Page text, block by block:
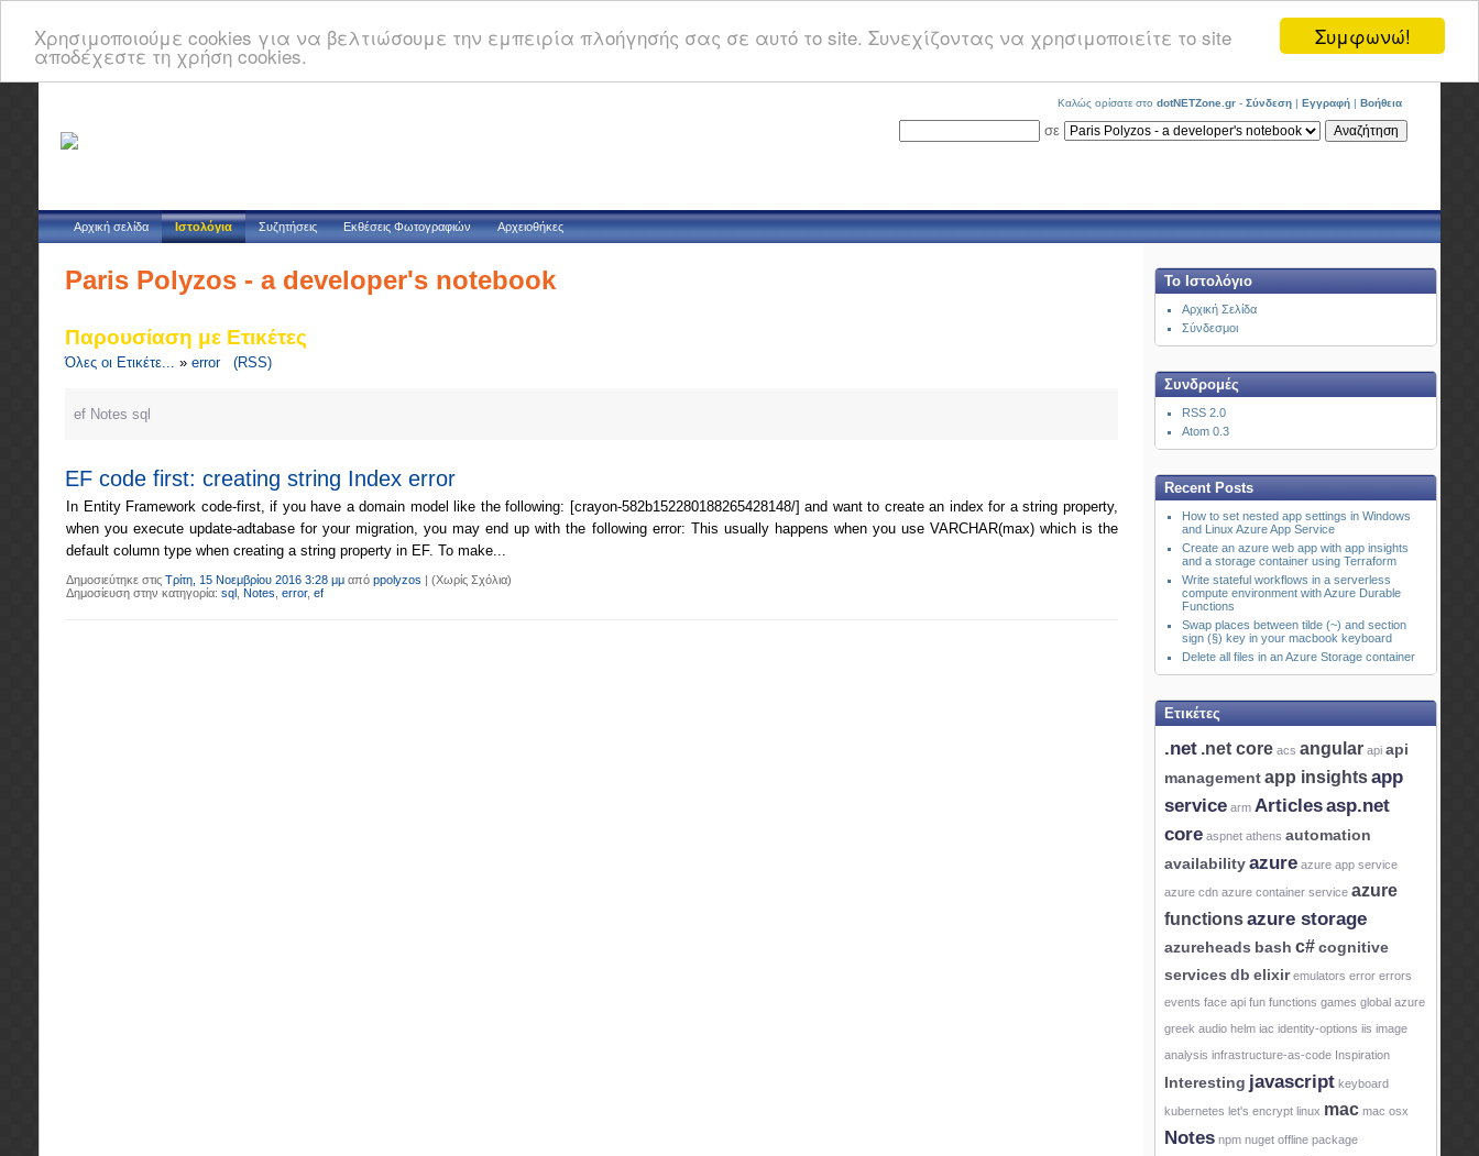
Συμφωνώ!
Χρησιμοποιούμε cookies για να βελτιώσουμε την εμπειρία πλοήγησής σας σε αυτό το site. Συνεχίζοντας να χρησιμοποιείτε το site
αποδέχεστε τη χρήση cookies.
Καλώς ορίσατε στο dotNETZone.gr - Σύνδεση | Εγγραφή | Βοήθεια
σε
Αρχική σελίδα Ιστολόγια Συζητήσεις Εκθέσεις Φωτογραφιών Αρχειοθήκες
Paris Polyzos - a developer's notebook
Παρουσίαση με Ετικέτες
Όλες οι Ετικέτε... » error (RSS)
ef Notes sql
EF code first: creating string Index error
In Entity Framework code-first, if you have a domain model like the following: [crayon-582b152280188265428148/] and want to create an index for a string property,
when you execute update-adtabase for your migration, you may end up with the following error: This usually happens when you use VARCHAR(max) which is the
default column type when creating a string property in EF. To make...
Δημοσιεύτηκε στις Τρίτη, 15 Νοεμβρίου 2016 3:28 μμ από ppolyzos | (Χωρίς Σχόλια)
Δημοσίευση στην κατηγορία: sql Notes error, ef
Το Ιστολόγιο
Αρχική Σελίδα
Σύνδεσμοι
Συνδρομές
RSS 2.0
Atom 0.3
Recent Posts
How to set nested app settings in Windows
and Linux Azure App Service
Create an azure web app with app insights
and a storage container using Terraform
Write stateful workflows in a serverless
compute environment with Azure Durable
Functions
Swap places between tilde (~) and section
sign (§) key in your macbook keyboard
Delete all files in an Azure Storage container
Ετικέτες
.net .net core acs angular api api
managementapp insightsapp
service arm Articlesasp.net
core aspnet athens automation
availabilityazure azure app service
azure cdn azure container service azure
functionsazure storage
azureheads bash c#cognitive
services db elixir emulators error errors
events face api fun functions games global azure
greek audio helm iac identity-options iis image
analysis infrastructure-as-code Inspiration
Interesting javascript keyboard
kubernetes let's encrypt linux mac mac osx
Notes npm nuget offline package